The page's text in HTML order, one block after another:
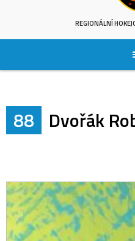
REGIONÁLNÍ
88 Dvořák